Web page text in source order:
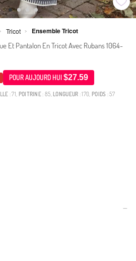
Tricot > Ensemble Tricot
Et Pantalon En Tricot Avec Rubans 1064-
POUR AUJOURD HUI $27.59
: 71, POITRINE: 85, LONGUEUR : 170, POIDS : 57